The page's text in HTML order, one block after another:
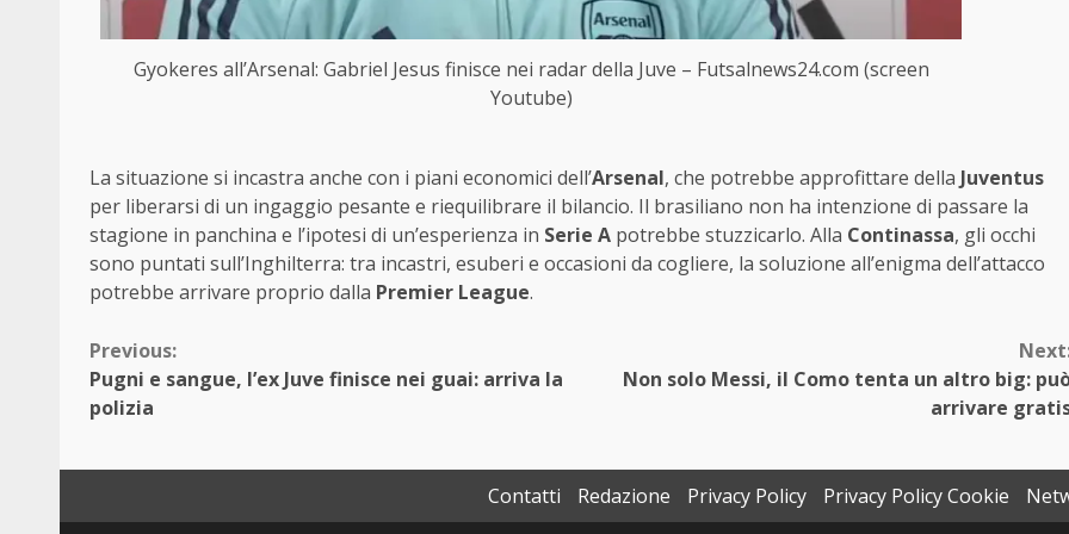
Gyokeres all’Arsenal: Gabriel Jesus finisce nei radar della Juve – Futsalnews24.com (screen
Youtube)
La situazione si incastra anche con i piani economici dell’Arsenal, che potrebbe approfittare della Juventus
per liberarsi di un ingaggio pesante e riequilibrare il bilancio. Il brasiliano non ha intenzione di passare la
stagione in panchina e l’ipotesi di un’esperienza in Serie A potrebbe stuzzicarlo. Alla Continassa, gli occhi
sono puntati sull’Inghilterra: tra incastri, esuberi e occasioni da cogliere, la soluzione all’enigma dell’attacco
potrebbe arrivare proprio dalla Premier League.
Continue
Reading
Previous:
Pugni e sangue, l’ex Juve finisce nei guai: arriva la
polizia
Non solo Messi, il Como tenta un altro big:
arrivare
Contatti Redazione Privacy Policy Privacy Policy Cookie